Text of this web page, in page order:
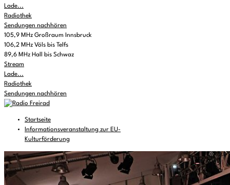
Lade...
Radiothek
Sendungen nachhören
105,9 MHz Großraum Innsbruck
106,2 MHz Völs bis Telfs
89,6 MHz Hall bis Schwaz
Stream
Lade...
Radiothek
Sendungen nachhören
Startseite
Informationsveranstaltung zur EU-
Kulturförderung